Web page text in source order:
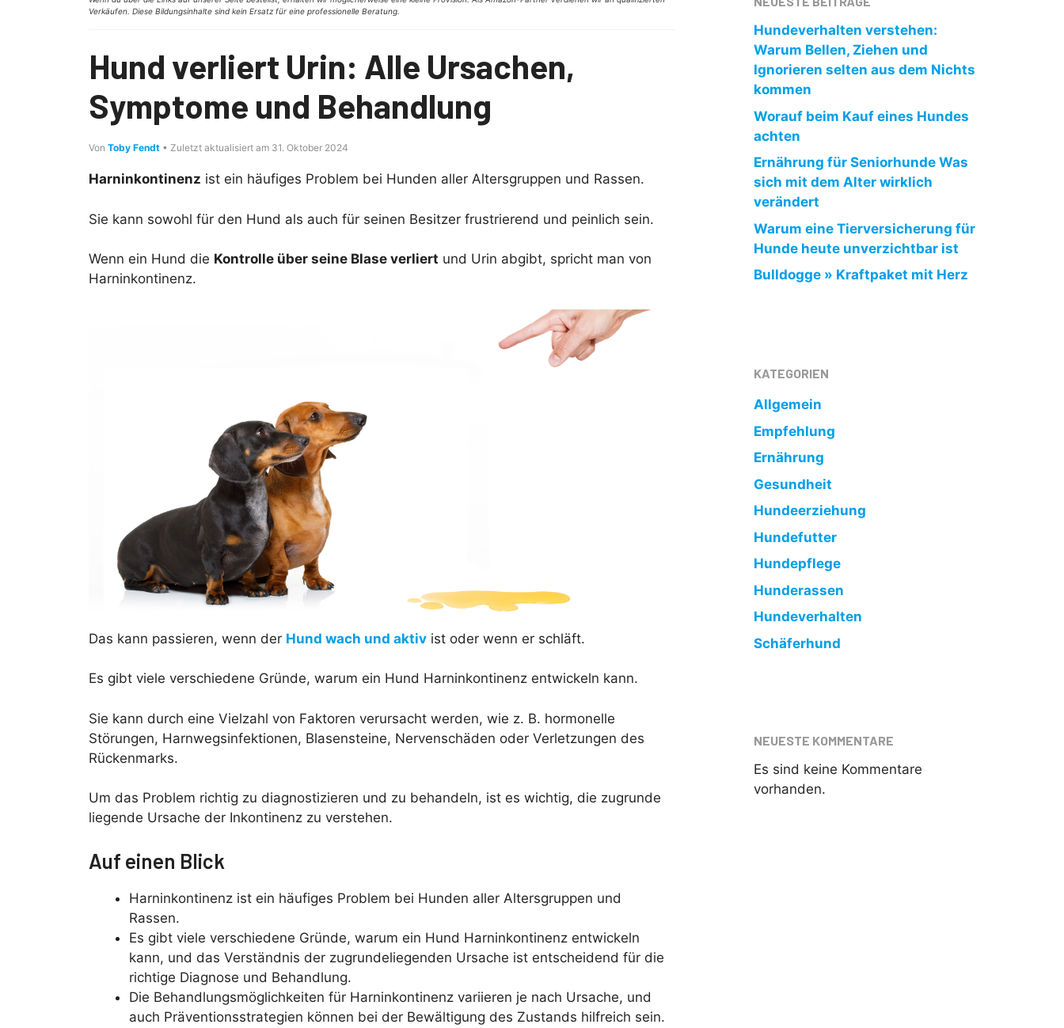
Verkäufen. Diese Bildungsinhalte sind kein Ersatz für eine professionelle Beratung.
Hund verliert Urin: Alle Ursachen,
Symptome und Behandlung
Von Toby Fendt • Zuletzt aktualisiert am 31. Oktober 2024
Harninkontinenz ist ein häufiges Problem bei Hunden aller Altersgruppen und Rassen.
Sie kann sowohl für den Hund als auch für seinen Besitzer frustrierend und peinlich sein.
Wenn ein Hund die Kontrolle über seine Blase verliert und Urin abgibt, spricht man von
Harninkontinenz.
Das kann passieren, wenn der Hund wach und aktiv ist oder wenn er schläft.
Es gibt viele verschiedene Gründe, warum ein Hund Harninkontinenz entwickeln kann.
Sie kann durch eine Vielzahl von Faktoren verursacht werden, wie z. B. hormonelle
Störungen, Harnwegsinfektionen, Blasensteine, Nervenschäden oder Verletzungen des
Rückenmarks.
Um das Problem richtig zu diagnostizieren und zu behandeln, ist es wichtig, die zugrunde
liegende Ursache der Inkontinenz zu verstehen.
Auf einen Blick
Harninkontinenz ist ein häufiges Problem bei Hunden aller Altersgruppen und
Rassen.
Es gibt viele verschiedene Gründe, warum ein Hund Harninkontinenz entwickeln
kann, und das Verständnis der zugrundeliegenden Ursache ist entscheidend für die
richtige Diagnose und Behandlung.
Die Behandlungsmöglichkeiten für Harninkontinenz variieren je nach Ursache, und
auch Präventionsstrategien können bei der Bewältigung des Zustands hilfreich sein.
Hundeverhalten verstehen:
Warum Bellen, Ziehen und
Ignorieren selten aus dem Nichts
kommen
Worauf beim Kauf eines Hundes
achten
Ernährung für Seniorhunde Was
sich mit dem Alter wirklich
verändert
Warum eine Tierversicherung für
Hunde heute unverzichtbar ist
Bulldogge » Kraftpaket mit Herz
KATEGORIEN
Allgemein
Empfehlung
Ernährung
Gesundheit
Hundeerziehung
Hundefutter
Hundepflege
Hunderassen
Hundeverhalten
Schäferhund
NEUESTE KOMMENTARE
Es sind keine Kommentare
vorhanden.